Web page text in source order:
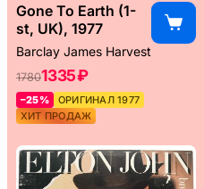
Gone To Earth (1-
st, UK), 1977
Barclay James Harvest
17801335 ₽
–25%
ОРИГИНАЛ 1977
ХИТ ПРОДАЖ